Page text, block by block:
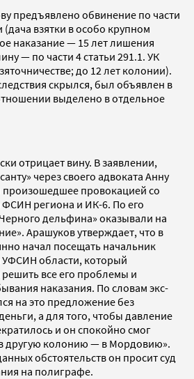
предъявлено обвинение по части
(дача взятки в особо крупном
наказание — 15 лет лишения
— по части 4 статьи 291.1. УК
до 12 лет колонии).
скрылся, был объявлен в
выделено в отдельное
отрицает вину. В заявлении,
через своего адвоката Анну
произошедшее провокацией со
ФСИН региона и ИК-6. По его
дельфина» оказывали на
Арашуков утверждает, что в
начал посещать начальник
УФСИН области, который
все его проблемы и
наказания. По словам экс-
на это предложение без
а для того, чтобы давление
и он спокойно смог
другую колонию — в Мордовию».
обстоятельств он просит суд
на полиграфе.